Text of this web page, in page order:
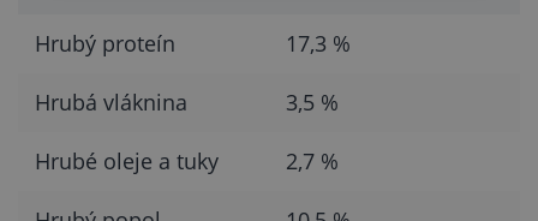
Hrubý proteín 17,3 %
Hrubá vláknina 3,5 %
Hrubé oleje a tuky 2,7 %